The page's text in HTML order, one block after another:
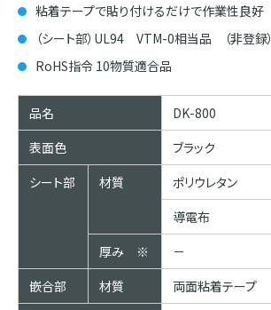
粘着テープで貼り付けるだけで作業性良好
（シート部）UL94 VTM-0相当品 （非登録）
RoHS指令 10物質適合品
品名
DK-800
表面色
ブラック
シート部
材質
ポリウレタン
導電布
厚み ※
－
嵌合部
材質
両面粘着テープ